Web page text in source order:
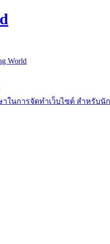
World
ในการจัดทำเว็บไซต์ สำหรับนัก